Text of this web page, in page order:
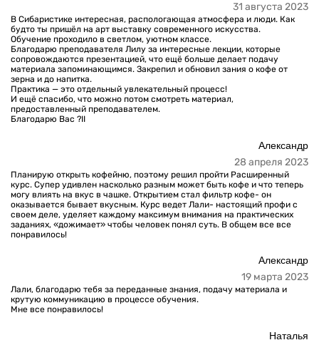
31 августа 2023
В Сибаристике интересная, распологающая атмосфера и люди. Как
будто ты пришёл на арт выставку современного искусства.
Обучение проходило в светлом, уютном классе.
Благодарю преподавателя Лилу за интересные лекции, которые
сопровождаются презентацией, что ещё больше делает подачу
материала запоминающимся. Закрепил и обновил зания о кофе от
зерна и до напитка.
Практика — это отдельный увлекательный процесс!
И ещё спасибо, что можно потом смотреть материал,
предоставленный преподавателем.
Благодарю Вас ?️II
Александр
28 апреля 2023
Планирую открыть кофейню, поэтому решил пройти Расширенный
курс. Супер удивлен насколько разным может быть кофе и что теперь
могу влиять на вкус в чашке. Открытием стал фильтр кофе- он
оказывается бывает вкусным. Курс ведет Лали- настоящий профи с
своем деле, уделяет каждому максимум внимания на практических
заданиях, «дожимает» чтобы человек понял суть. В общем все все
понравилось!
Александр
19 марта 2023
Лали, благодарю тебя за переданные знания, подачу материала и
крутую коммуникацию в процессе обучения.
Мне все понравилось!
Наталья